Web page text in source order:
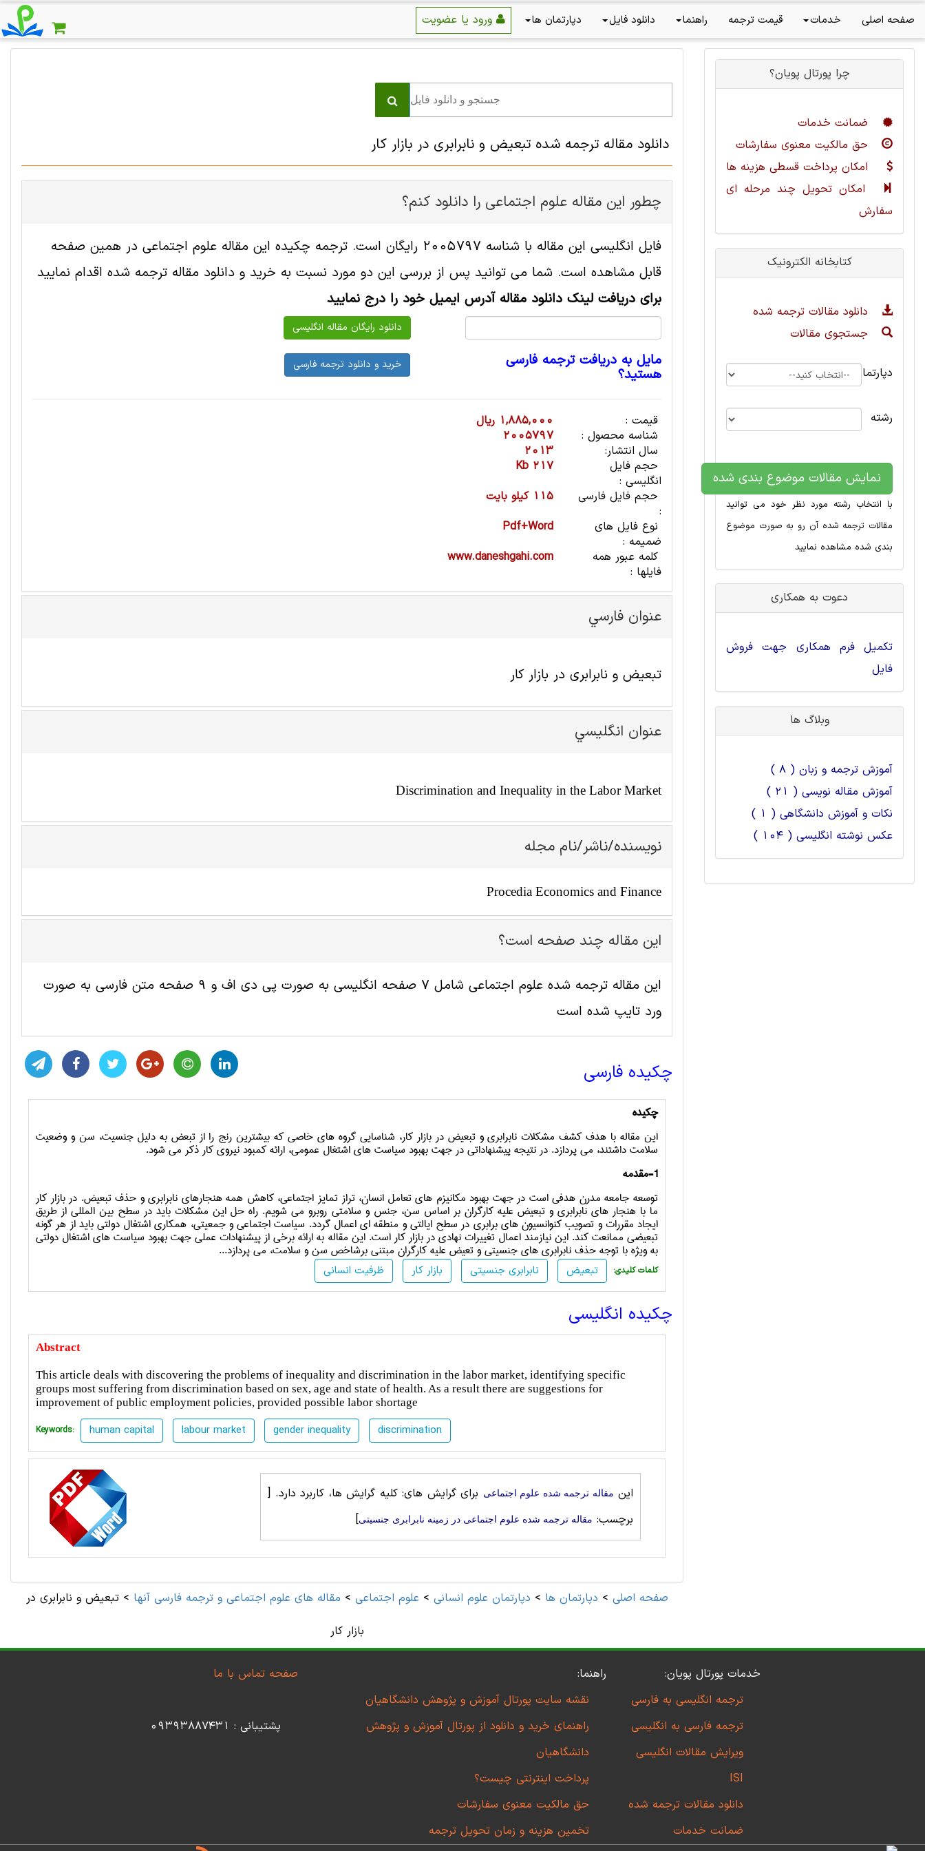
صفحه اصلی خدمات قیمت ترجمه راهنما دانلود فایل دپارتمان ها
دانلود مقاله ترجمه شده تبعیض و نابرابری در بازار کار
چطور این مقاله علوم اجتماعی را دانلود کنم؟
فایل انگلیسی این مقاله با شناسه 2005797 رایگان است. ترجمه چکیده این مقاله علوم اجتماعی در همین صفحه
قابل مشاهده است. شما می توانید پس از بررسی این دو مورد نسبت به خرید و دانلود مقاله ترجمه شده اقدام نمایید
برای دریافت لینک دانلود مقاله آدرس ایمیل خود را درج نمایید
مایل به دریافت ترجمه فارسی
هستید؟
قیمت :
1,885,000 ریال
شناسه محصول :
2005797
سال انتشار:
2013
حجم فایل
انگلیسی :
217 Kb
حجم فایل فارسی
:
115 کیلو بایت
نوع فایل های
ضمیمه :
Pdf+Word
کلمه عبور همه
فایلها :
www.daneshgahi.com
عنوان فارسي
تبعیض و نابرابری در بازار کار
عنوان انگليسي
Discrimination and Inequality in the Labor Market
نویسنده/ناشر/نام مجله
Procedia Economics and Finance
این مقاله چند صفحه است؟
این مقاله ترجمه شده علوم اجتماعی شامل 7 صفحه انگلیسی به صورت پی دی اف و 9 صفحه متن فارسی به صورت
ورد تایپ شده است
چکیده فارسی
چکیده
این مقاله با هدف کشف مشکلات نابرابری و تبعیض در بازار کار، شناسایی گروه های خاصی که بیشترین رنج را از تبعض به دلیل جنسیت، سن و وضعیت
سلامت داشتند، می پردازد. در نتیجه پیشنهاداتی در جهت بهبود سیاست های اشتغال عمومی، ارائه کمبود نیروی کار ذکر می شود.
1-مقدمه
توسعه جامعه مدرن هدفی است در جهت بهبود مکانیزم های تعامل انسان، تراز تمایز اجتماعی، کاهش همه هنجارهای نابرابری و حذف تبعیض. در بازار کار
ما با هنجار های نابرابری و تبعیض علیه کارگران بر اساس سن، جنس و سلامتی روبرو می شویم. راه حل این مشکلات باید در سطح بین المللی از طریق
ایجاد مقررات و تصویب کنوانسیون های برابری در سطح ایالتی و منطقه ای اعمال گردد. سیاست اجتماعی و جمعیتی، همکاری اشتغال دولتی باید از هر گونه
تبعیضی ممانعت کند. این نیازمند اعمال تغییرات نهادی در بازار کار است. این مقاله به ارائه برخی از پیشنهادات عملی جهت بهبود سیاست های اشتغال دولتی
به ویژه با توجه حذف نابرابری های جنسیتی و تعیض علیه کارگران مبتنی برشاخص سن و سلامت، می پردازد...
ظرفیت انسانی بازار کار نابرابری جنسیتی تبعیض :کلمات کلیدی
چکیده انگلیسی
Abstract
This article deals with discovering the problems of inequality and discrimination in the labor market, identifying specific
groups most suffering from discrimination based on sex, age and state of health. As a result there are suggestions for
improvement of public employment policies, provided possible labor shortage
Keywords: human capital labour market gender inequality discrimination
این مقاله ترجمه شده علوم اجتماعی برای گرایش های: کلیه گرایش ها، کاربرد دارد. [
برچسب: مقاله ترجمه شده علوم اجتماعی در زمینه نابرابری جنسیتی]
صفحه اصلی > دپارتمان ها > دپارتمان علوم انسانی >علوم اجتماعی > مقاله های علوم اجتماعی و ترجمه فارسی آنها >تبعیض و نابرابری در
بازار کار
چرا پورتال پویان؟
ضمانت خدمات
حق مالکیت معنوی سفارشات
امکان پرداخت قسطی هزینه ها
امکان تحویل چند مرحله ای
سفارش
کتابخانه الکترونیک
دانلود مقالات ترجمه شده
جستجوی مقالات
دپارتمان
رشته
نمایش مقالات موضوع بندی شده
با انتخاب رشته مورد نظر خود می توانید
مقالات ترجمه شده آن رو به صورت موضوع
بندی شده مشاهده نمایید
دعوت به همکاری
تکمیل فرم همکاری جهت فروش
فایل
وبلاگ ها
آموزش ترجمه و زبان ( 8 )
آموزش مقاله نویسی ( 21 )
نکات و آموزش دانشگاهی ( 1 )
عکس نوشته انگلیسی ( 104 )
خدمات پورتال پویان:
ترجمه انگلیسی به فارسی
ترجمه فارسی به انگلیسی
ویرایش مقالات انگلیسی
ISI
دانلود مقالات ترجمه شده
ضمانت خدمات
راهنما:
نقشه سایت پورتال آموزش و پژوهش دانشگاهیان
راهنمای خرید و دانلود از پورتال آموزش و پژوهش
دانشگاهیان
پرداخت اینترنتی چیست؟
حق مالکیت معنوی سفارشات
تخمین هزینه و زمان تحویل ترجمه
صفحه تماس با ما
پشتیبانی : 09393887431